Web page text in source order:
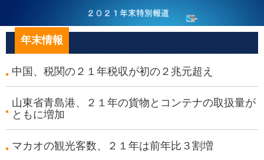
年末情報
中国、税関の２１年税収が初の２兆元超え
山東省青島港、２１年の貨物とコンテナの取扱量が
ともに増加
マカオの観光客数、２１年は前年比３割増